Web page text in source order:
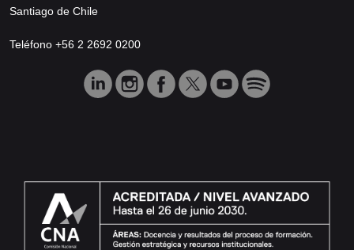
Santiago de Chile
Teléfono +56 2 2692 0200